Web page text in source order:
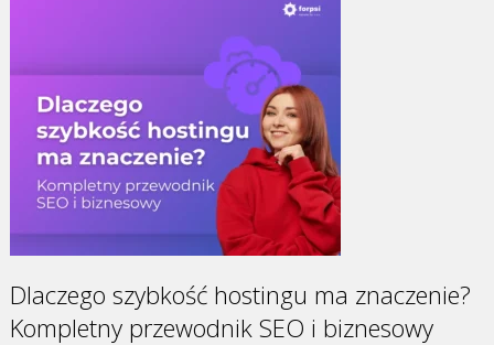
Dlaczego szybkość hostingu ma znaczenie?
Kompletny przewodnik SEO i biznesowy